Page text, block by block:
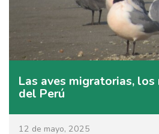
Las aves migratorias,
del Perú
12 de mayo, 2025